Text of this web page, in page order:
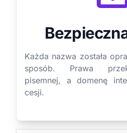
Każda nazwa została
sposób. Prawa
pisemnej, a domenę
cesji.